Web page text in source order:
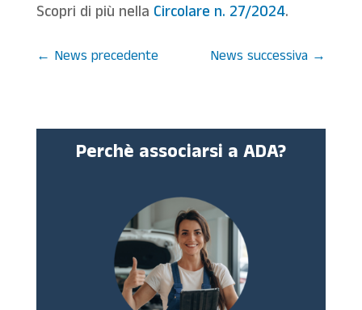
Scopri di più nella Circolare n. 27/2024.
← News precedente News successiva →
Perchè associarsi a ADA?